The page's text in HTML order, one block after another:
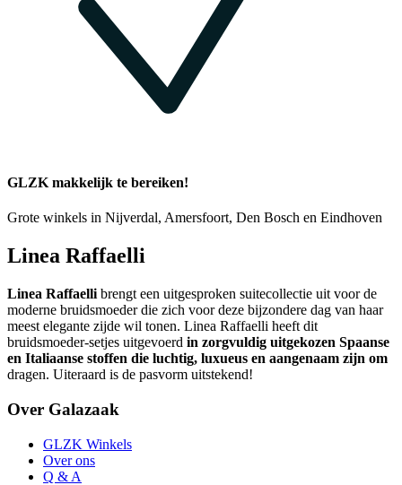
GLZK makkelijk te bereiken!
Grote winkels in Nijverdal, Amersfoort, Den Bosch en Eindhoven
Linea Raffaelli
Linea Raffaelli brengt een uitgesproken suitecollectie uit voor de
moderne bruidsmoeder die zich voor deze bijzondere dag van haar
meest elegante zijde wil tonen. Linea Raffaelli heeft dit
bruidsmoeder-setjes uitgevoerd in zorgvuldig uitgekozen Spaanse
en Italiaanse stoffen die luchtig, luxueus en aangenaam zijn om
dragen. Uiteraard is de pasvorm uitstekend!
Over Galazaak
GLZK Winkels
Over ons
Q & A